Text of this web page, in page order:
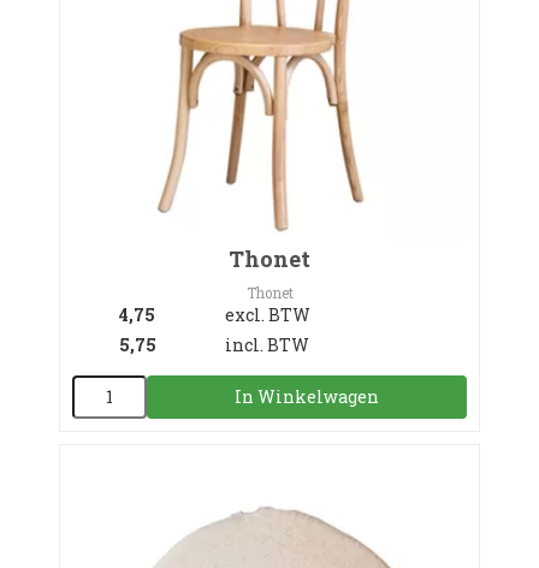
Thonet
Thonet
4,75
excl. BTW
5,75
incl. BTW
In Winkelwagen